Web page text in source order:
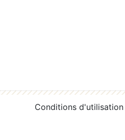
Conditions d'utilisation